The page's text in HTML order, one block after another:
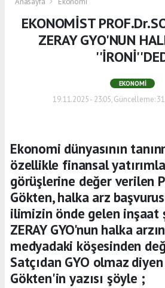
EKONOMİST
ZERAY GYO'NUN
EKONOMI
19.11.2025 - 23:05, Güncelleme:
Ekonomi dünyasının
özellikle finansal
görüşlerine değer verilen
Gökten, halka arz
ilimizin önde gelen inşaat
ZERAY GYO'nun halka
medyadaki köşesinden
Satçıdan GYO olmaz
Gökten'in yazısı şöyle ;